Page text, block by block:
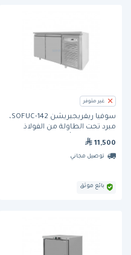
غير متوفر
سوفيا ريفريجيريشن SOFUC-142،
مبرد تحت الطاولة من الفولاذ
المقاوم للصدأ، ببابين
11,500
توصيل مجاني
بائع موثق